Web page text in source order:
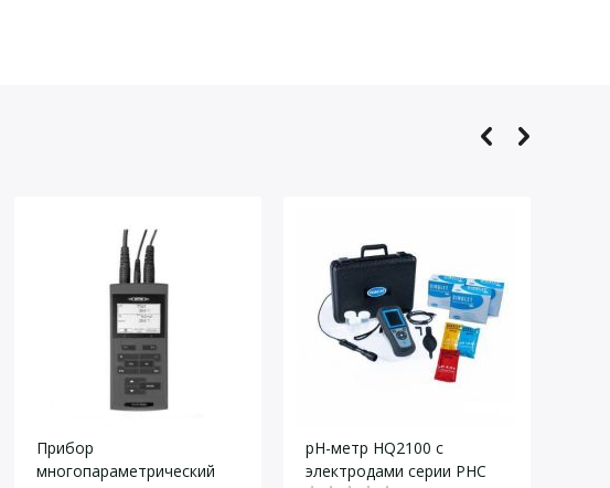
есть
есть
Прибор
многопараметрический
pH-метр HQ2100 с
электродами серии PHC